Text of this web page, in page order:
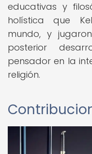
educativas y
holística que
mundo, y
posterior
pensador en la
religión.